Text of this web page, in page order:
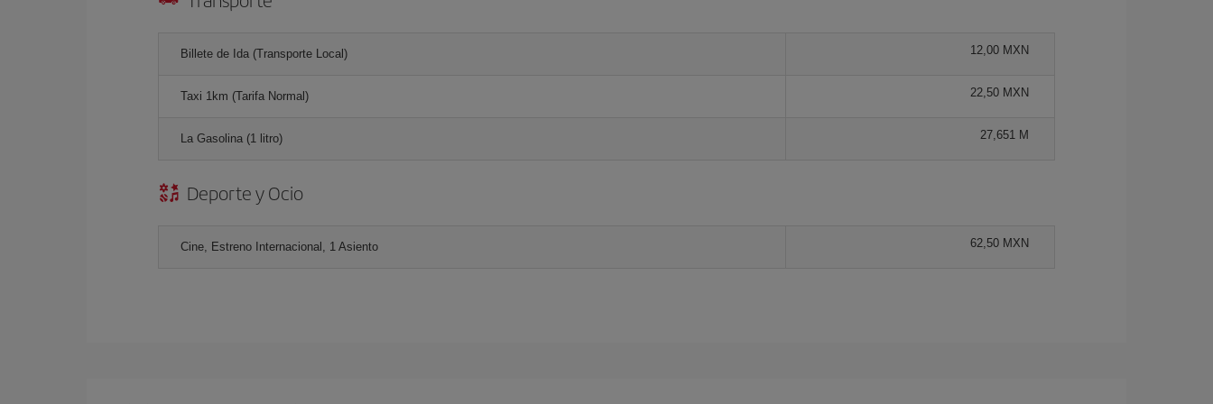
Billete de Ida (Transporte Local) 12,00 MXN
Taxi 1km (Tarifa Normal) 22,50 MXN
La Gasolina (1 litro) 27,651 M
Deporte y Ocio
Cine, Estreno Internacional, 1 Asiento 62,50 MXN